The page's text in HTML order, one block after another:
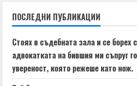
u
e
R
ПОСЛЕДНИ ПУБЛИКАЦИИ
Стоях в съдебната зала и се борех
адвокатката на бившия ми съпруг
увереност, която режеше като нож.